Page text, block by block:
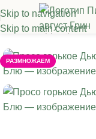
Skip to navigation
Skip to main content
Главная/
РАЗМНОЖАЕМ